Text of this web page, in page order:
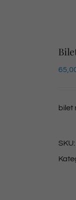
bilet
SKU: